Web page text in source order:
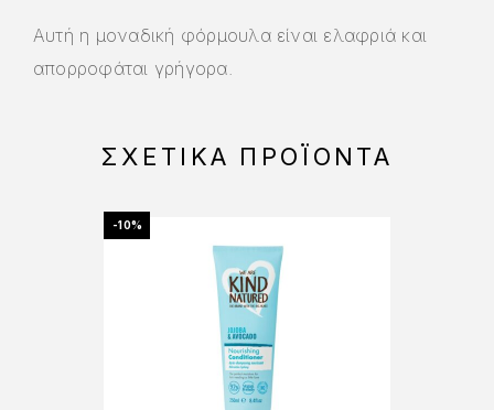
Αυτή η μοναδική φόρμουλα είναι ελαφριά και
απορροφάται γρήγορα.
ΣΧΕΤΙΚΆ ΠΡΟΪΌΝΤΑ
-10%